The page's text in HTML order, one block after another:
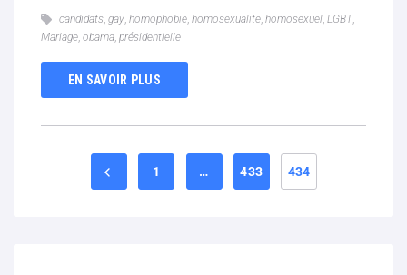
candidats, gay, homophobie, homosexualite, homosexuel, LGBT,
Mariage, obama, présidentielle
EN SAVOIR PLUS
1 … 433 434